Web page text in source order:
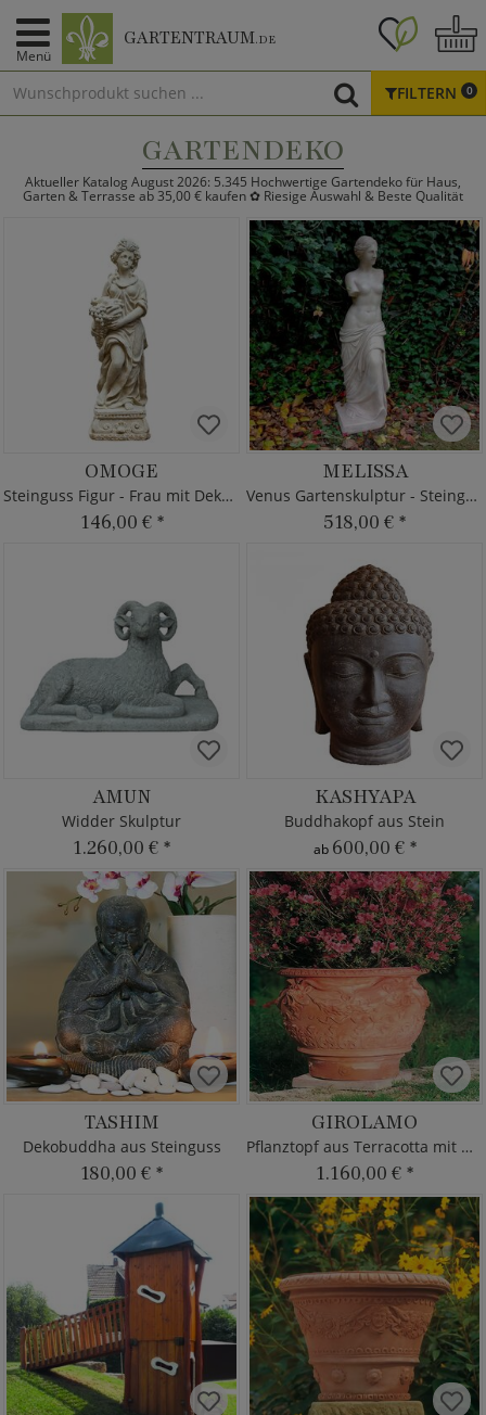
Menü
GARTENTRAUM.DE
FILTERN 0
GARTENDEKO
Aktueller Katalog August 2026: 5.345 Hochwertige Gartendeko für Haus,
Garten & Terrasse ab 35,00 € kaufen ✿ Riesige Auswahl & Beste Qualität
OMOGE
Steinguss Figur - Frau mit Deko-Element
146,00 € *
MELISSA
Venus Gartenskulptur - Steinguss
518,00 € *
AMUN
Widder Skulptur
1.260,00 € *
KASHYAPA
Buddhakopf aus Stein
ab 600,00 € *
TASHIM
Dekobuddha aus Steinguss
180,00 € *
GIROLAMO
Pflanztopf aus Terracotta mit Dekor
1.160,00 € *